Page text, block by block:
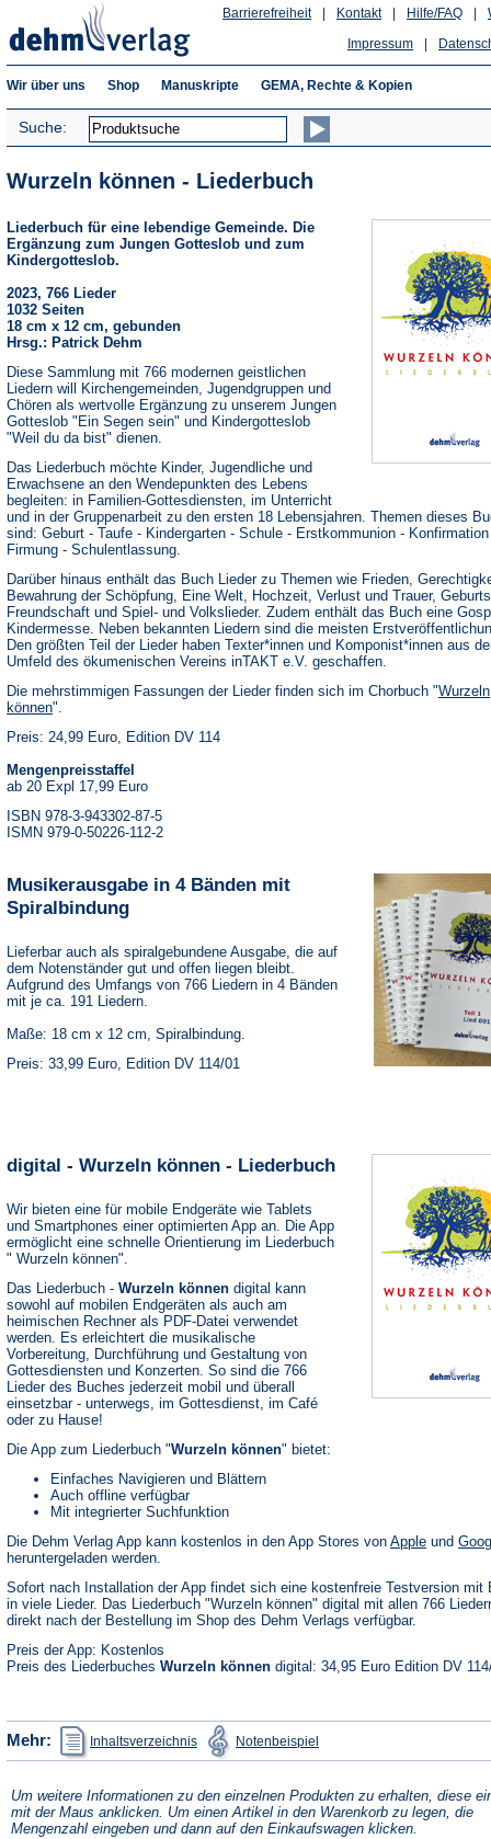
Hilfe/FAQ
Kontakt
Barrierefreiheit
Impressum
Wir über uns Shop Manuskripte GEMA, Rechte & Kopien
Suche:
Wurzeln können - Liederbuch
Liederbuch für eine lebendige Gemeinde. Die
Ergänzung zum Jungen Gotteslob und zum
Kindergotteslob.
2023, 766 Lieder
1032 Seiten
18 cm x 12 cm, gebunden
Hrsg.: Patrick Dehm
Diese Sammlung mit 766 modernen geistlichen
Liedern will Kirchengemeinden, Jugendgruppen und
Chören als wertvolle Ergänzung zu unserem Jungen
Gotteslob "Ein Segen sein" und Kindergotteslob
"Weil du da bist" dienen.
Das Liederbuch möchte Kinder, Jugendliche und
Erwachsene an den Wendepunkten des Lebens
begleiten: in Familien-Gottesdiensten, im Unterricht
und in der Gruppenarbeit zu den ersten 18 Lebensjahren. Themen dieses
sind: Geburt - Taufe - Kindergarten - Schule - Erstkommunion -
Firmung - Schulentlassung.
Darüber hinaus enthält das Buch Lieder zu Themen wie Frieden,
Bewahrung der Schöpfung, Eine Welt, Hochzeit, Verlust und Trauer,
Freundschaft und Spiel- und Volkslieder. Zudem enthält das Buch eine
Kindermesse. Neben bekannten Liedern sind die meisten
Den größten Teil der Lieder haben Texter*innen und Komponist*innen aus
Umfeld des ökumenischen Vereins inTAKT e.V. geschaffen.
Die mehrstimmigen Fassungen der Lieder finden sich im Chorbuch "Wurzeln
können".
Preis: 24,99 Euro, Edition DV 114
Mengenpreisstaffel
ab 20 Expl 17,99 Euro
ISBN 978-3-943302-87-5
ISMN 979-0-50226-112-2
Musikerausgabe in 4 Bänden mit
Spiralbindung
Lieferbar auch als spiralgebundene Ausgabe, die auf
dem Notenständer gut und offen liegen bleibt.
Aufgrund des Umfangs von 766 Liedern in 4 Bänden
mit je ca. 191 Liedern.
Maße: 18 cm x 12 cm, Spiralbindung.
Preis: 33,99 Euro, Edition DV 114/01
digital - Wurzeln können - Liederbuch
Wir bieten eine für mobile Endgeräte wie Tablets
und Smartphones einer optimierten App an. Die App
ermöglicht eine schnelle Orientierung im Liederbuch
" Wurzeln können".
Das Liederbuch - Wurzeln können digital kann
sowohl auf mobilen Endgeräten als auch am
heimischen Rechner als PDF-Datei verwendet
werden. Es erleichtert die musikalische
Vorbereitung, Durchführung und Gestaltung von
Gottesdiensten und Konzerten. So sind die 766
Lieder des Buches jederzeit mobil und überall
einsetzbar - unterwegs, im Gottesdienst, im Café
oder zu Hause!
Die App zum Liederbuch "Wurzeln können" bietet:
Einfaches Navigieren und Blättern
Auch offline verfügbar
Mit integrierter Suchfunktion
Die Dehm Verlag App kann kostenlos in den App Stores von Apple(Öffnet
neuen
Tab)
und
heruntergeladen werden.
Sofort nach Installation der App findet sich eine kostenfreie Testversion mit
in viele Lieder. Das Liederbuch "Wurzeln können" digital mit allen 766
direkt nach der Bestellung im Shop des Dehm Verlags verfügbar.
Preis der App: Kostenlos
Preis des Liederbuches Wurzeln können digital: 34,95 Euro Edition DV
Mehr: Inhaltsverzeichnis
(Öffnet
in
einem
Tab)
Notenbeispiel in
einem
Tab)
Um weitere Informationen zu den einzelnen Produkten zu erhalten, diese
mit der Maus anklicken. Um einen Artikel in den Warenkorb zu legen, die
Mengenzahl eingeben und dann auf den Einkaufswagen klicken.